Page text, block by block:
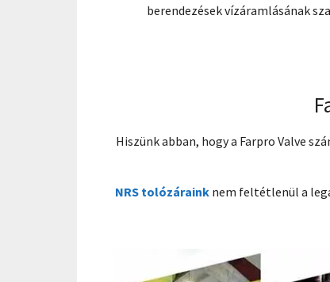
berendezések vízáramlásának
Hiszünk abban, hogy a Farpro Valve
NRS tolózáraink nem feltétlenül a